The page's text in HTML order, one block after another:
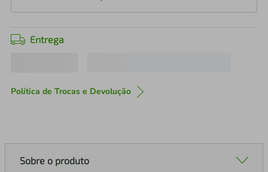
Entrega
Política de Trocas e Devolução
Sobre o produto